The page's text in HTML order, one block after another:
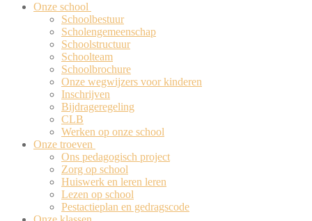
Onze school
Schoolbestuur
Scholengemeenschap
Schoolstructuur
Schoolteam
Schoolbrochure
Onze wegwijzers voor kinderen
Inschrijven
Bijdrageregeling
CLB
Werken op onze school
Onze troeven
Ons pedagogisch project
Zorg op school
Huiswerk en leren leren
Lezen op school
Pestactieplan en gedragscode